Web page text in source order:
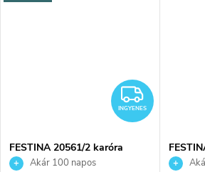
INGYENES
FESTINA 20561/2 karóra
Akár 100 napos